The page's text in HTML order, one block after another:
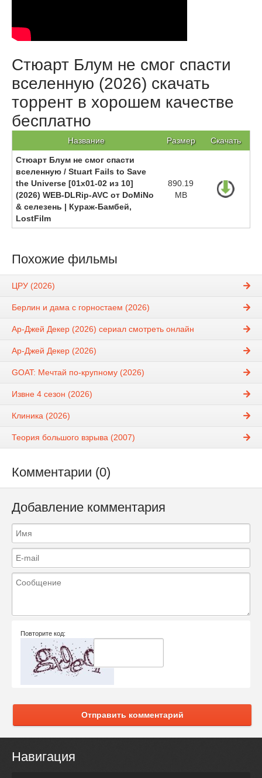
Стюарт Блум не смог спасти
вселенную (2026) скачать
торрент в хорошем качестве
бесплатно
Название Размер Скачать
Стюарт Блум не смог спасти
вселенную / Stuart Fails to Save
the Universe [01x01-02 из 10]
(2026) WEB-DLRip-AVC от DoMiNo
& селезень | Кураж-Бамбей,
LostFilm
890.19
MB
Похожие фильмы
ЦРУ (2026)
Берлин и дама с горностаем (2026)
Ар-Джей Декер (2026) сериал смотреть онлайн
Ар-Джей Декер (2026)
GOAT: Мечтай по-крупному (2026)
Извне 4 сезон (2026)
Клиника (2026)
Теория большого взрыва (2007)
Комментарии (0)
Добавление комментария
Повторите код:
Отправить комментарий
Навигация